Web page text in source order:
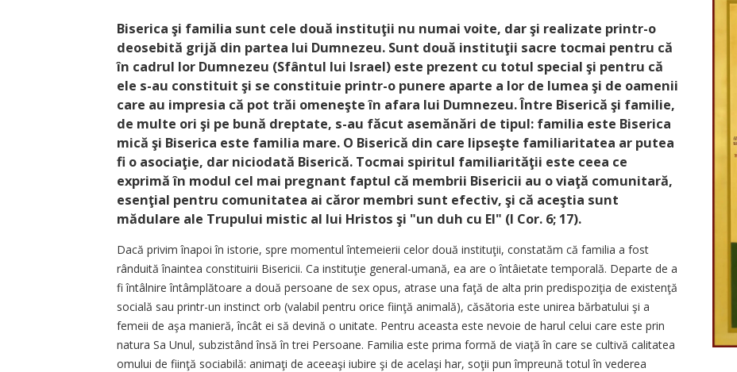
Biserica şi familia sunt cele două instituţii nu numai voite, dar şi realizate printr-o
deosebită grijă din partea lui Dumnezeu. Sunt două instituţii sacre tocmai pentru că
în cadrul lor Dumnezeu (Sfântul lui Israel) este prezent cu totul special şi pentru că
ele s-au constituit şi se constituie printr-o punere aparte a lor de lumea şi de oamenii
care au impresia că pot trăi omeneşte în afara lui Dumnezeu. Între Biserică şi familie,
de multe ori şi pe bună dreptate, s-au făcut asemănări de tipul: familia este Biserica
mică şi Biserica este familia mare. O Biserică din care lipseşte familiaritatea ar putea
fi o asociaţie, dar niciodată Biserică. Tocmai spiritul familiarităţii este ceea ce
exprimă în modul cel mai pregnant faptul că membrii Bisericii au o viaţă comunitară,
esenţial pentru comunitatea ai căror membri sunt efectiv, şi că aceştia sunt
mădulare ale Trupului mistic al lui Hristos şi "un duh cu El" (I Cor. 6; 17).
Dacă privim înapoi în istorie, spre momentul întemeierii celor două instituţii, constatăm că familia a fost
rânduită înaintea constituirii Bisericii. Ca instituţie general-umană, ea are o întâietate temporală. Departe de a
fi întâlnire întâmplătoare a două persoane de sex opus, atrase una faţă de alta prin predispoziţia de existenţă
socială sau printr-un instinct orb (valabil pentru orice fiinţă animală), căsătoria este unirea bărbatului şi a
femeii de aşa manieră, încât ei să devină o unitate. Pentru aceasta este nevoie de harul celui care este prin
natura Sa Unul, subzistând însă în trei Persoane. Familia este prima formă de viaţă în care se cultivă calitatea
omului de fiinţă sociabilă: animaţi de aceeaşi iubire şi de acelaşi har, soţii pun împreună totul în vederea